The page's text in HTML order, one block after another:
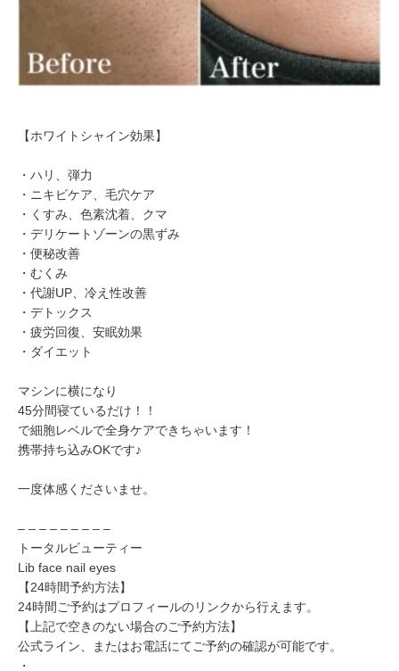
【ホワイトシャイン効果】
・ハリ、弾力
・ニキビケア、毛穴ケア
・くすみ、色素沈着、クマ
・デリケートゾーンの黒ずみ
・便秘改善
・むくみ
・代謝UP、冷え性改善
・デトックス
・疲労回復、安眠効果
・ダイエット
マシンに横になり
45分間寝ているだけ！！
で細胞レベルで全身ケアできちゃいます！
携帯持ち込みOKです♪
一度体感くださいませ。
– – – – – – – – –
トータルビューティー
Lib face nail eyes
【24時間予約方法】
24時間ご予約はプロフィールのリンクから行えます。
【上記で空きのない場合のご予約方法】
公式ライン、またはお電話にてご予約の確認が可能です。
・